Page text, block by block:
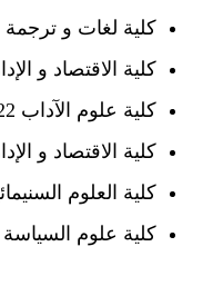
كلية لغات و ترجمة إنجليزي
كلية الاقتصاد و الإدارة 27.500 ألف
كلية علوم الآداب 2022 تبلغ 30 ألف جنيه.
كلية الاقتصاد و الإدارة 27.500 ألف
كلية العلوم السنيمائية 40 ألف
كلية علوم السياسة 30 ألف جنيه.